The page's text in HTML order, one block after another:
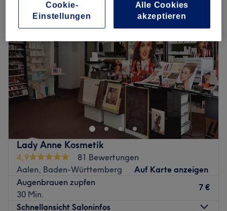
Lady Anne Kosmetik
4,9
81 Bewertungen
Aalen, Baden-Württemberg
Auf Karte anzeigen
Augenbrauen zupfen
30 Min.
7 €
Schnellansicht Saloninfos
Cookie-
Einstellungen
Alle Cookies
akzeptieren